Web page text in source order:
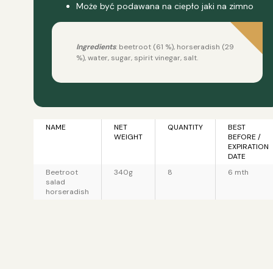
Może być podawana na ciepło jaki na zimno
Ingredients: beetroot (61 %), horseradish (29
%), water, sugar, spirit vinegar, salt.
NAME
NET
WEIGHT
QUANTITY
BEST
BEFORE /
EXPIRATION
DATE
Beetroot
salad
horseradish
340g 8 6 mth